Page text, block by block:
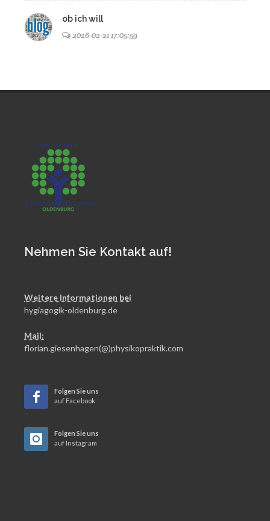
ob ich will
2026-02-21 17:05:59
Nehmen Sie Kontakt auf!
Weitere Informationen bei
hygiagogik-oldenburg.de
Mail:
florian.giesenhagen(@)physikopraktik.com
Folgen Sie uns
auf Facebook
Folgen Sie uns
auf Instagram